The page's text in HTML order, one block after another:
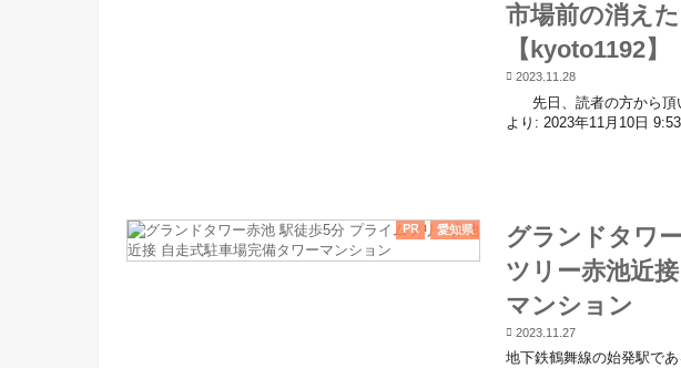
市場前の消え
【kyoto1192】
2023.11.28
先日、読者の方から頂
より: 2023年11月10日
PR 愛知県
グランドタワ
ツリー赤池近
マンション
2023.11.27
地下鉄鶴舞線の始発駅で